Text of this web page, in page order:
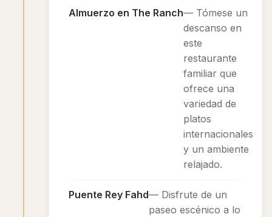
Almuerzo en The Ranch— Tómese un
descanso en
este
restaurante
familiar que
ofrece una
variedad de
platos
internacionales
y un ambiente
relajado.
Puente Rey Fahd— Disfrute de un
paseo escénico a lo